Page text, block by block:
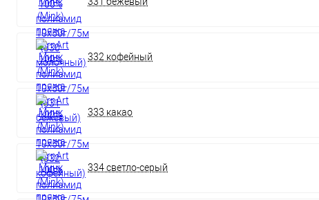
332 кофейный
333 какао
334 светло-серый